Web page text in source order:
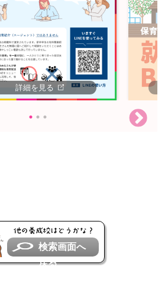
詳細を見る
検索画面へ
戻る